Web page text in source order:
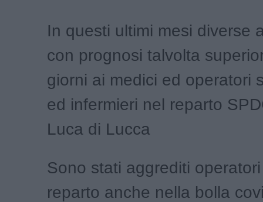
In questi ultimi mesi diverse
con prognosi talvolta
giorni ai medici ed operatori
ed infermieri nel reparto
Luca di Lucca
Sono stati aggrediti
reparto anche nella bolla